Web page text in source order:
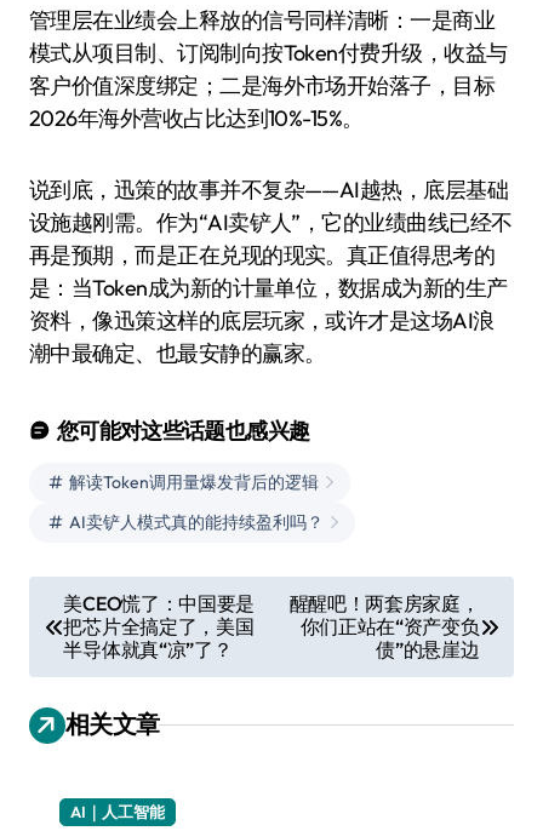
管理层在业绩会上释放的信号同样清晰：一是商业
模式从项目制、订阅制向按Token付费升级，收益与
客户价值深度绑定；二是海外市场开始落子，目标
2026年海外营收占比达到10%-15%。
说到底，迅策的故事并不复杂——AI越热，底层基础
设施越刚需。作为“AI卖铲人”，它的业绩曲线已经不
再是预期，而是正在兑现的现实。真正值得思考的
是：当Token成为新的计量单位，数据成为新的生产
资料，像迅策这样的底层玩家，或许才是这场AI浪
潮中最确定、也最安静的赢家。
您可能对这些话题也感兴趣
解读Token调用量爆发背后的逻辑
AI卖铲人模式真的能持续盈利吗？
章
导
航
美CEO慌了：中国要是
把芯片全搞定了，美国
半导体就真“凉”了？
醒醒吧！两套房家庭，
你们正站在“资产变负
债”的悬崖边
相关文章
AI｜人工智能